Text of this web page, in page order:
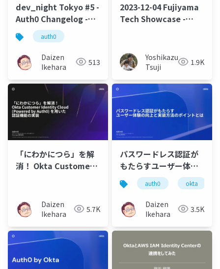
dev_night Tokyo #5 -
Auth0 Changelog -
Auth0最新情報セッシ
ョン (2026.04)
auth0
Daizen
Ikehara
513
2023-12-04 Fujiyama
Tech Showcase -
Yoshikazu
Tsuji
1.9K
「にわかにつら」を解
消！ Okta Customer
を用いた 認証機能の実
装
Daizen
Ikehara
5.7K
パスワードレス認証が
もたらすユーザー体験
の向上と実装方法のポ
イントとは
auth0 okta
Daizen
Ikehara
3.5K